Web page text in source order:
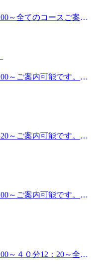
しております
す。さらに、目の疲れが
の張りが気になるという
に最適なコースをセッテ
ッドスパ★期間：9月末
頭皮を刺激していきま
のお疲れが強い方、リ
ションです。炭酸泡のぱ
アロマの香りでリラック
ックスを体感下さい😊
ュ―です。通常コース
合わせてご案内可能で
様のご予約、ご来店お
俣川店です。暑い日も続
寒暖差でのお疲れが出や
の怠さ、重さへつながり
ッチをしたり、身体を冷
う！！ ★夏季限定オプ
の炭酸スプレー（アロマ
ーラル系）の2種類。肩
ちぱち感が頭皮の血行促
爽快ヘッドスパはオプ
フットケアorボディケ
。爽快SETコース（50
ッドスパが組み込まれて
待ちしております
～全てのコースご案内
～ご案内可能です。★ペ
、別日のご予約のみ受付
がご案内しやすいお時間
いただくと、確実にご案
ております。 ---------------
ョイナステラス二俣川
気温と湿度が高いと熱中
近、毎日のように熱中症
夏を乗りましょう！！〇
こる健康障害です。熱中
ます。屋外だけでなく、
す。体温調節がうまく働
まいや頭痛、吐き気、筋
。対策は⁠涼しい環境、服
用などその中で水分補
対処法として、こまめな
は大切なことですが、水
～ご案内可能です。★
術希望の場合は、午前中
お時間となってます。事
にご案内可能です。皆様
二俣川店です。ここ最近
が疲れたという方も多い
。エアコンのドライ機能
ムシムシとした感じが軽
を冷やす、ゆったりとし
ないようにするなどが有
約、ご来店お待ちして
～ご案内可能です。★
またはアプリ、LINE、
約のお客様へお知らせペ
中～夕方のお時間帯がご
様のご来店お待ちしてお
んにちは。リラクジョイ
たり、少し動くと汗がた
ると思うのも無理はあり
ているのではなく、水分
りになってしまうはかな
～ご案内可能です。★
術希望の場合は、午前中
お時間となってます。事
にご案内可能です。皆様
二俣川店です。ここ最近
がつかれたという方も多
～４０分12：20～全て